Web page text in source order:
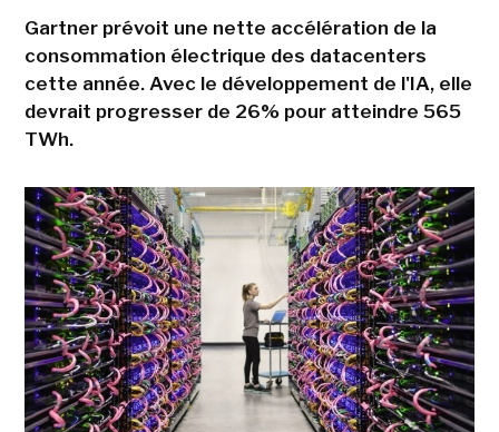
Gartner prévoit une nette accélération de la
consommation électrique des datacenters
cette année. Avec le développement de l'IA, elle
devrait progresser de 26% pour atteindre 565
TWh.